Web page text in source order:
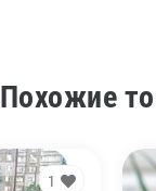
Похожие
1